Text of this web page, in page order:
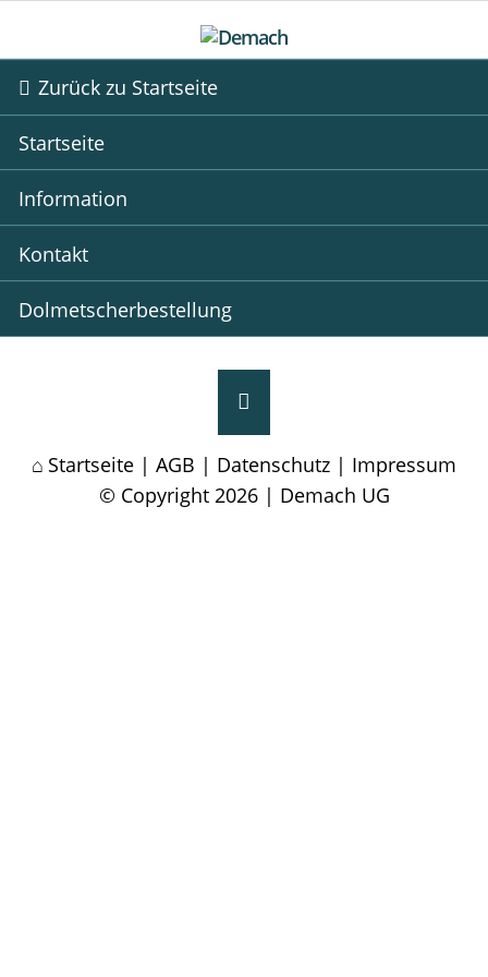
Zurück zu Startseite
Startseite
Information
Kontakt
Dolmetscherbestellung
Startseite |AGB | Datenschutz | Impressum
© Copyright 2026 | Demach UG